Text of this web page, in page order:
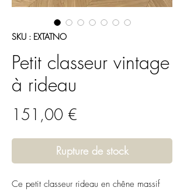
SKU : EXTATNO
Petit classeur vintage
à rideau
151,00 €
Rupture de stock
Ce petit classeur rideau en chêne massif